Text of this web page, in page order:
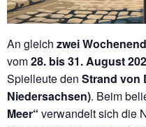
An gleich zwei
vom28. bis 31. August
Spielleute den Strand von
Niedersachsen). Beim
Meer“ verwandelt sich die